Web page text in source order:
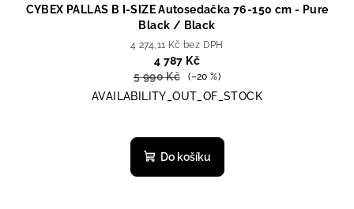
CYBEX PALLAS B I-SIZE Autosedačka 76-150 cm - Pure
Black / Black
4 274,11 Kč bez DPH
4 787 Kč
5 990 Kč
(–20 %)
AVAILABILITY_OUT_OF_STOCK
Do košíku